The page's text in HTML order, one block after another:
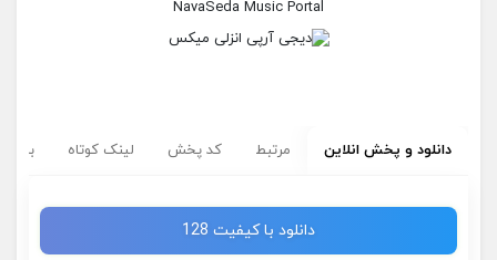
NavaSeda Music Portal
دانلود و پخش انلاین مرتبط کد پخش لینک کوتاه
دانلود با کیفیت 128